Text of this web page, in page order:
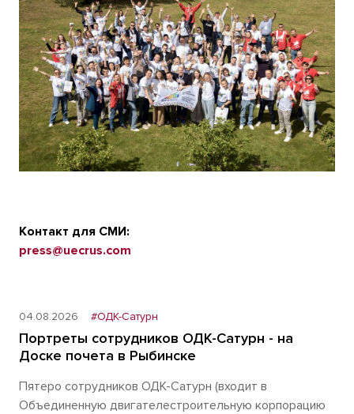
Контакт для СМИ:
press@uecrus.com
04.08.2026 #ОДК-Сатурн
Портреты сотрудников ОДК-Сатурн - на
Доске почета в Рыбинске
Пятеро сотрудников ОДК-Сатурн (входит в
Объединенную двигателестроительную корпорацию